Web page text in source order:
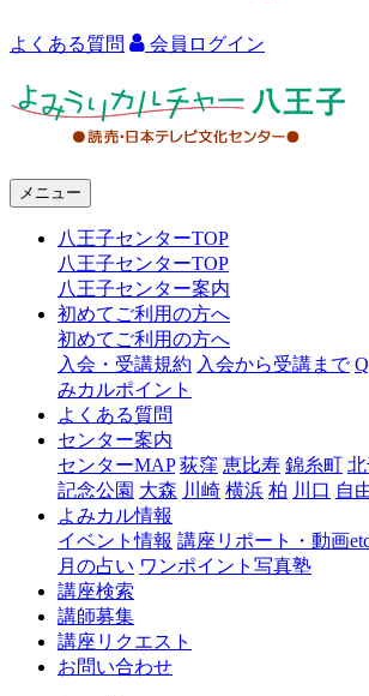
よくある質問 会員ログイン
メニュー
八王子センターTOP
八王子センターTOP
八王子センター案内
初めてご利用の方へ
初めてご利用の方へ
入会・受講規約 入会から受講まで
みカルポイント
よくある質問
センター案内
センターMAP 荻窪 恵比寿 錦糸町
記念公園 大森 川崎 横浜 柏 川口 自
よみカル情報
イベント情報 講座リポート・動画
月の占い ワンポイント写真塾
講座検索
講師募集
講座リクエスト
お問い合わせ